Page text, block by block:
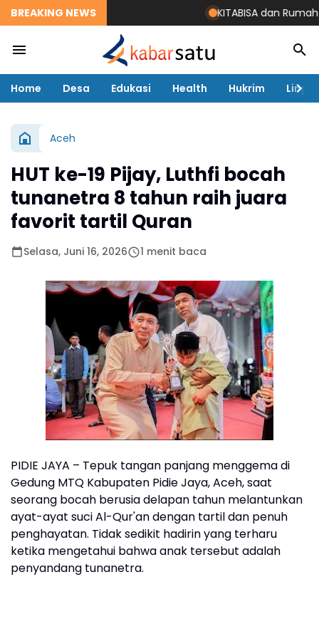
BREAKING NEWS KITABISA dan Rumah
Home Desa Edukasi Health Hukrim
Aceh
HUT ke-19 Pijay, Luthfi bocah
tunanetra 8 tahun raih juara
favorit tartil Quran
Selasa, Juni 16, 2026 1 menit baca
PIDIE JAYA – Tepuk tangan panjang menggema di
Gedung MTQ Kabupaten Pidie Jaya, Aceh, saat
seorang bocah berusia delapan tahun melantunkan
ayat-ayat suci Al-Qur'an dengan tartil dan penuh
penghayatan. Tidak sedikit hadirin yang terharu
ketika mengetahui bahwa anak tersebut adalah
penyandang tunanetra.